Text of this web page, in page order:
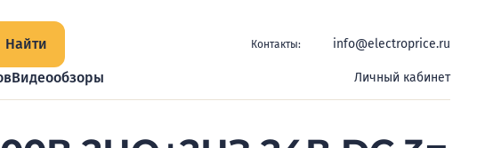
Найти Контакты: info@electroprice.ru
Видеообзоры Личный кабинет